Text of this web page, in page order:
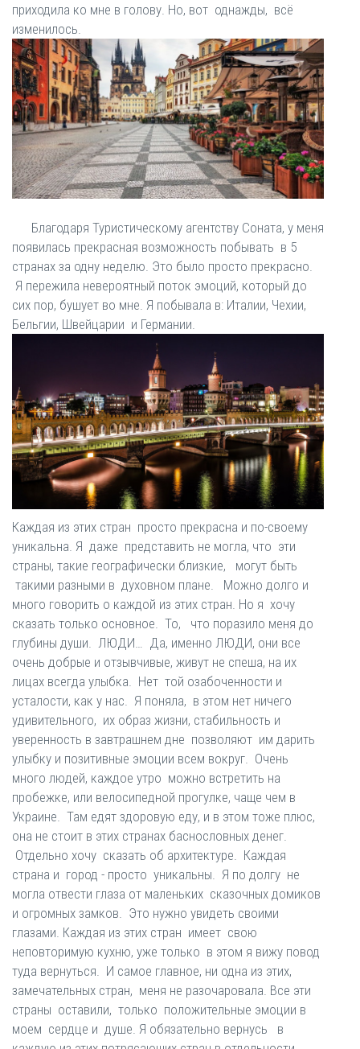
приходила ко мне в голову. Но, вот однажды, всё
изменилось.
Благодаря Туристическому агентству Соната, у меня
появилась прекрасная возможность побывать в 5
странах за одну неделю. Это было просто прекрасно.
Я пережила невероятный поток эмоций, который до
сих пор, бушует во мне. Я побывала в: Италии, Чехии,
Бельгии, Швейцарии и Германии.
Каждая из этих стран просто прекрасна и по-своему
уникальна. Я даже представить не могла, что эти
страны, такие географически близкие, могут быть
такими разными в духовном плане. Можно долго и
много говорить о каждой из этих стран. Но я хочу
сказать только основное. То, что поразило меня до
глубины души. ЛЮДИ… Да, именно ЛЮДИ, они все
очень добрые и отзывчивые, живут не спеша, на их
лицах всегда улыбка. Нет той озабоченности и
усталости, как у нас. Я поняла, в этом нет ничего
удивительного, их образ жизни, стабильность и
уверенность в завтрашнем дне позволяют им дарить
улыбку и позитивные эмоции всем вокруг. Очень
много людей, каждое утро можно встретить на
пробежке, или велосипедной прогулке, чаще чем в
Украине. Там едят здоровую еду, и в этом тоже плюс,
она не стоит в этих странах баснословных денег.
Отдельно хочу сказать об архитектуре. Каждая
страна и город - просто уникальны. Я по долгу не
могла отвести глаза от маленьких сказочных домиков
и огромных замков. Это нужно увидеть своими
глазами. Каждая из этих стран имеет свою
неповторимую кухню, уже только в этом я вижу повод
туда вернуться. И самое главное, ни одна из этих,
замечательных стран, меня не разочаровала. Все эти
страны оставили, только положительные эмоции в
моем сердце и душе. Я обязательно вернусь в